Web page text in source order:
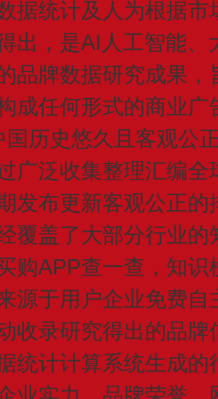
据统计及人为根据
出，是AI人工智能、
品牌数据研究成果
成任何形式的商业广
国历史悠久且客观公
广泛收集整理汇编
发布更新客观公正
覆盖了大部分行业
购APP查一查，知
源于用户企业免费
收录研究得出的品
统计计算系统生成